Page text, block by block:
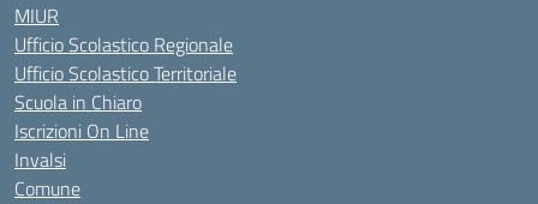
MIUR
Ufficio Scolastico Regionale
Ufficio Scolastico Territoriale
Scuola in Chiaro
Iscrizioni On Line
Invalsi
Comune